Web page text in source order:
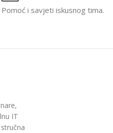
Pomoć i savjeti iskusnog tima.
IT